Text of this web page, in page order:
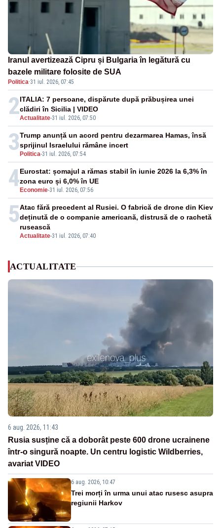
Iranul avertizează Cipru și Bulgaria în legătură cu
bazele militare folosite de SUA
Politica·31 iul. 2026, 07:45
2Actualitate-31 iul. 2026, 07:50
ITALIA: 7 persoane, dispărute după prăbușirea unei
clădiri în Sicilia | VIDEO
3 Politica-31 iul. 2026, 07:54
Trump anunță un acord pentru dezarmarea Hamas, însă
sprijinul Israelului rămâne incert
4 Economie-31 iul. 2026, 07:56
Eurostat: șomajul a rămas stabil în iunie 2026 la 6,3% în
zona euro și 6,0% în UE
5
Actualitate-31 iul. 2026, 07:40
Atac fără precedent al Rusiei. O fabrică de drone din Kiev
deținută de o companie americană, distrusă de o rachetă
rusească
ACTUALITATE
6 aug. 2026, 11:43
Rusia susține că a doborât peste 600 drone ucrainene
într-o singură noapte. Un centru logistic Wildberries,
avariat VIDEO
6 aug. 2026, 10:47
Trei morți în urma unui atac rusesc asupra
regiunii Harkov